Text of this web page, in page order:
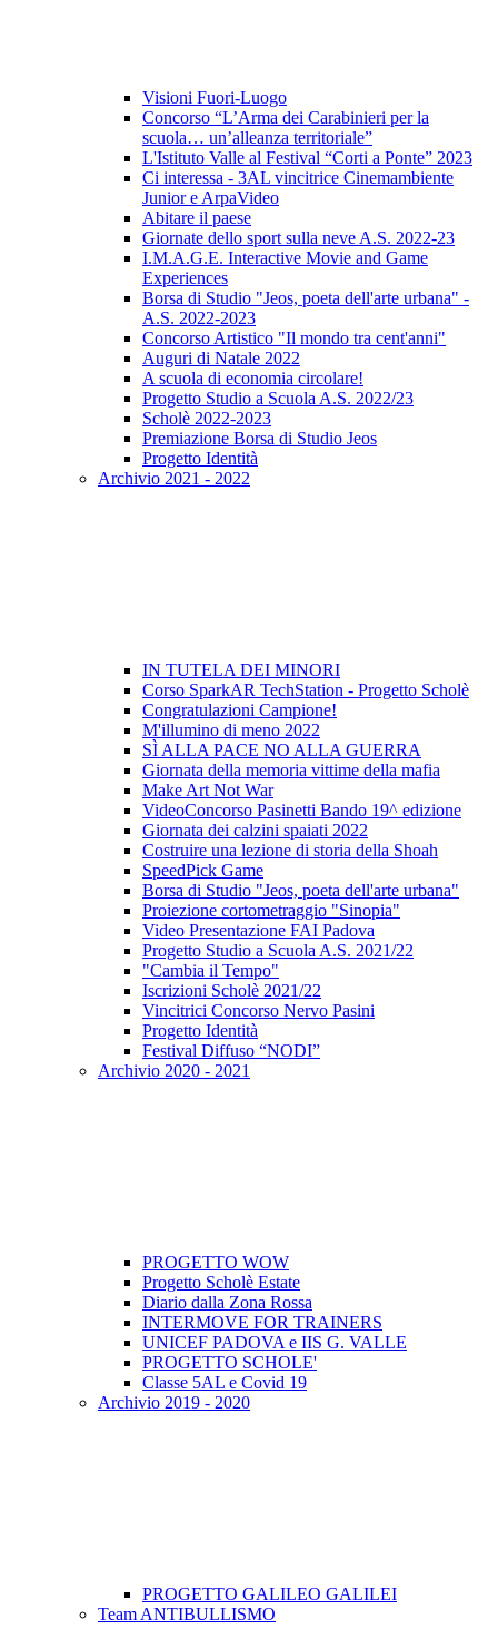
Visioni Fuori-Luogo
Concorso “L’Arma dei Carabinieri per la
scuola… un’alleanza territoriale”
L'Istituto Valle al Festival “Corti a Ponte” 2023
Ci interessa - 3AL vincitrice Cinemambiente
Junior e ArpaVideo
Abitare il paese
Giornate dello sport sulla neve A.S. 2022-23
I.M.A.G.E. Interactive Movie and Game
Experiences
Borsa di Studio "Jeos, poeta dell'arte urbana" -
A.S. 2022-2023
Concorso Artistico "Il mondo tra cent'anni"
Auguri di Natale 2022
A scuola di economia circolare!
Progetto Studio a Scuola A.S. 2022/23
Scholè 2022-2023
Premiazione Borsa di Studio Jeos
Progetto Identità
Archivio 2021 - 2022
IN TUTELA DEI MINORI
Corso SparkAR TechStation - Progetto Scholè
Congratulazioni Campione!
M'illumino di meno 2022
SÌ ALLA PACE NO ALLA GUERRA
Giornata della memoria vittime della mafia
Make Art Not War
VideoConcorso Pasinetti Bando 19^ edizione
Giornata dei calzini spaiati 2022
Costruire una lezione di storia della Shoah
SpeedPick Game
Borsa di Studio "Jeos, poeta dell'arte urbana"
Proiezione cortometraggio "Sinopia"
Video Presentazione FAI Padova
Progetto Studio a Scuola A.S. 2021/22
"Cambia il Tempo"
Iscrizioni Scholè 2021/22
Vincitrici Concorso Nervo Pasini
Progetto Identità
Festival Diffuso “NODI”
Archivio 2020 - 2021
PROGETTO WOW
Progetto Scholè Estate
Diario dalla Zona Rossa
INTERMOVE FOR TRAINERS
UNICEF PADOVA e IIS G. VALLE
PROGETTO SCHOLE'
Classe 5AL e Covid 19
Archivio 2019 - 2020
PROGETTO GALILEO GALILEI
Team ANTIBULLISMO